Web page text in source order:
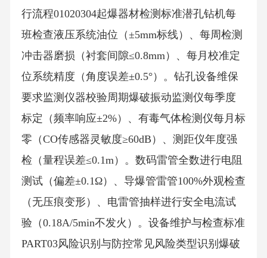
行流程01020304起爆器材检测标准潜孔钻机每
班检查液压系统油位（±5mm标线）、每周检测
冲击器磨损（衬套间隙≤0.8mm）、每月校准定
位系统精度（角度误差±0.5°）。钻孔设备维保
要求监测仪器校验周期爆破振动监测仪每季度
标定（频率响应±2%）、有毒气体检测仪每月标
零（CO传感器灵敏度≥60dB）、测距仪年度强
检（量程误差≤0.1m）。数码雷管全数进行电阻
测试（偏差±0.1Ω）、导爆管雷管100%外观检查
（无压痕变形）、电雷管抽样进行安全电流试
验（0.18A/5min不发火）。设备维护与检查标准
PART03风险识别与防控常见风险类型识别爆破